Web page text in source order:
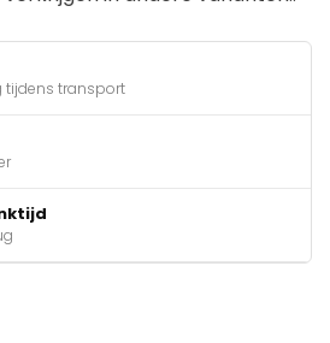
tijdens transport